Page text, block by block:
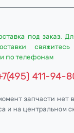
под заказ.
по телефонам
411-94-
запчасти нет
и на центральном